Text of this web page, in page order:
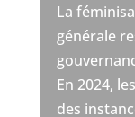
La
générale
En 2024,
des